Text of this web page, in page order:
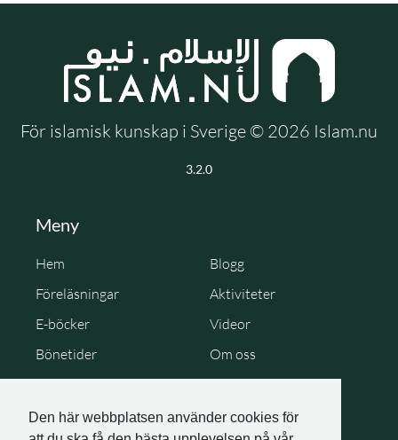
Den här webbplatsen använder cookies för
För islamisk kunskap i Sverige © 2026 Islam.nu
3.2.0
Meny
Hem
Blogg
Föreläsningar
Aktiviteter
E-böcker
Videor
Bönetider
Om oss
Cookie Policy
Personuppgiftspolicy